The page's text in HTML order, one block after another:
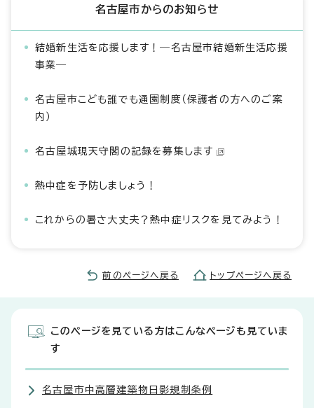
名古屋市からのお知らせ
結婚新生活を応援します！―名古屋市結婚新生活応援
事業―
名古屋市こども誰でも通園制度（保護者の方へのご案
内）
名古屋城現天守閣の記録を募集します
熱中症を予防しましょう！
これからの暑さ大丈夫？熱中症リスクを見てみよう！
前のページへ戻る トップページへ戻る
このページを見ている方はこんなページも見ていま
す
名古屋市中高層建築物日影規制条例